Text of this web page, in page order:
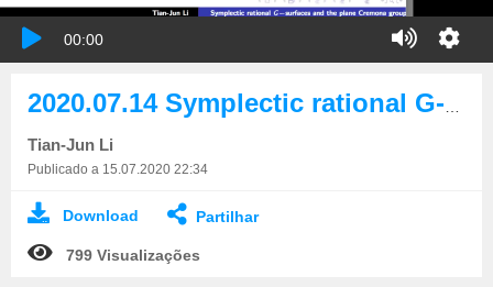
00:00
Tian-Jun Li
Publicado a 15.07.2020 22:34
Download Partilhar
799 Visualizações